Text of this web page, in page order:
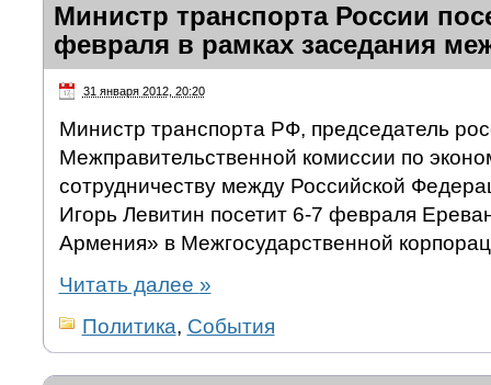
Министр транспорта России
февраля в рамках заседания
31 января 2012, 20:20
Министр транспорта РФ, председатель
Межправительственной комиссии по
сотрудничеству между Российской
Игорь Левитин посетит 6-7 февраля
Армения» в Межгосударственной
Читать далее »
Политика, События